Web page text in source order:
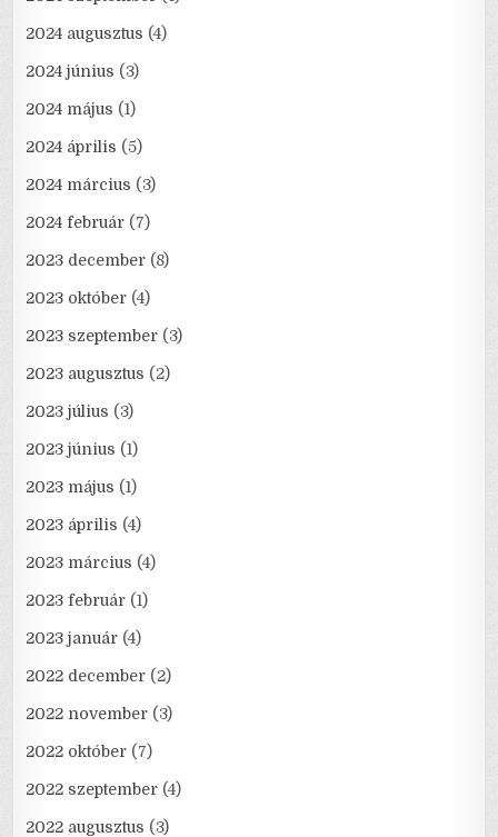
2024 augusztus (4)
2024 június (3)
2024 május (1)
2024 április (5)
2024 március (3)
2024 február (7)
2023 december (8)
2023 október (4)
2023 szeptember (3)
2023 augusztus (2)
2023 július (3)
2023 június (1)
2023 május (1)
2023 április (4)
2023 március (4)
2023 február (1)
2023 január (4)
2022 december (2)
2022 november (3)
2022 október (7)
2022 szeptember (4)
2022 augusztus (3)